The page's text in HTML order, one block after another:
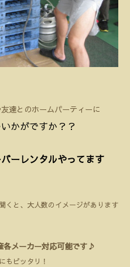
達とのホームパーティーに
かがですか？？
ーレンタルやってます
くと、大人数のイメージがあります
各メーカー対応可能です♪
もピッタリ！